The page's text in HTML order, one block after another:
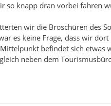
so knapp dran vorbei fahren
wir die Broschüren des
es keine Frage, dass wir
befindet sich etwas
neben dem